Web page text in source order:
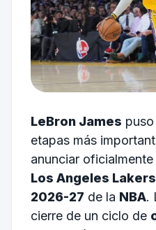
LeBron James
etapas más
anunciar
Los Angeles Lakers
2026-27 de la NBA.
cierre de un ciclo de